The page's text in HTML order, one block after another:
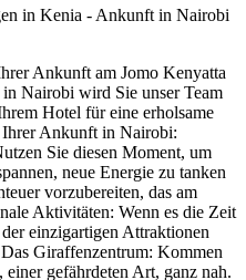
Ankunft am Jomo Kenyatta
Nairobi wird Sie unser Team
Hotel für eine erholsame
Ankunft in Nairobi:
Sie diesen Moment, um
neue Energie zu tanken
vorzubereiten, das am
Aktivitäten: Wenn es die Zeit
einzigartigen Attraktionen
Giraffenzentrum: Kommen
gefährdeten Art, ganz nah.